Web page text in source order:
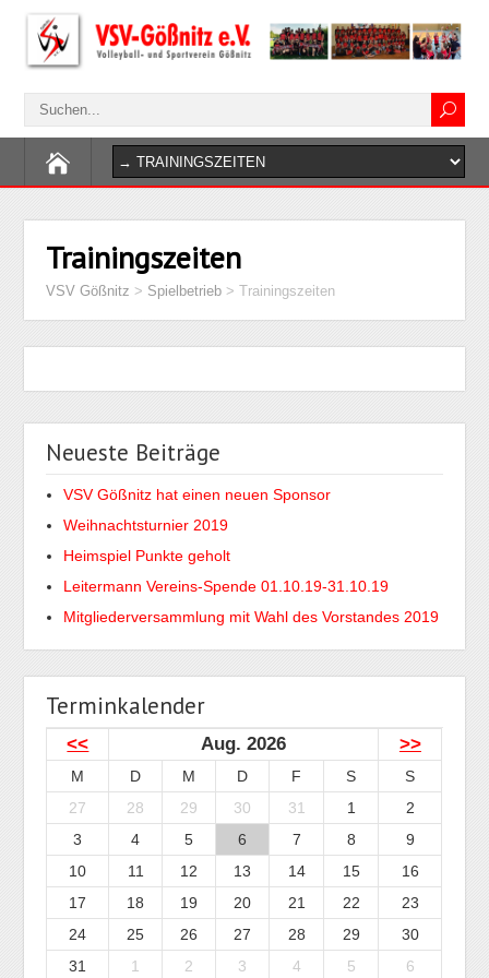
Trainingszeiten
VSV Gößnitz > Spielbetrieb >Trainingszeiten
Neueste Beiträge
VSV Gößnitz hat einen neuen Sponsor
Weihnachtsturnier 2019
Heimspiel Punkte geholt
Leitermann Vereins-Spende 01.10.19-31.10.19
Mitgliederversammlung mit Wahl des Vorstandes 2019
Terminkalender
<< Aug. 2026 >>
M D M D F S
S
27
28 29 30 31 1
2
3
4 5 6 7 8
9
10
11 12 13 14 15
16
17
18 19 20 21 22
23
24
25 26 27 28 29
30
31
1 2 3 4 5 6